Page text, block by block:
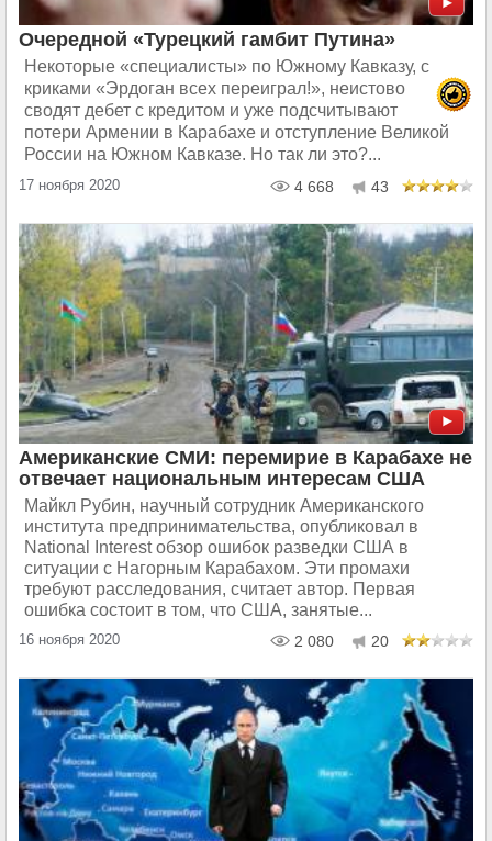
Очередной «Турецкий гамбит Путина»
Некоторые «специалисты» по Южному Кавказу, с
криками «Эрдоган всех переиграл!», неистово
сводят дебет с кредитом и уже подсчитывают
потери Армении в Карабахе и отступление Великой
России на Южном Кавказе. Но так ли это?...
17 ноября 2020 4 668 43
Американские СМИ: перемирие в Карабахе не
отвечает национальным интересам США
Майкл Рубин, научный сотрудник Американского
института предпринимательства, опубликовал в
National Interest обзор ошибок разведки США в
ситуации с Нагорным Карабахом. Эти промахи
требуют расследования, считает автор. Первая
ошибка состоит в том, что США, занятые...
16 ноября 2020 2 080 20